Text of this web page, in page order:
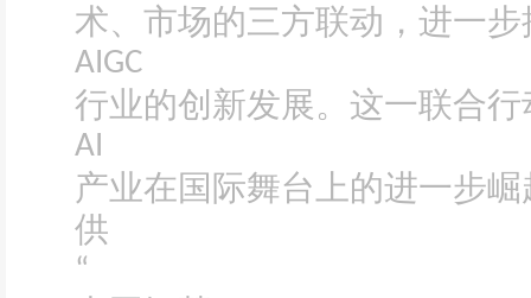
术、市场的三方联动，进一步
AIGC
行业的创新发展。这一联合
AI
产业在国际舞台上的进一步
供
“